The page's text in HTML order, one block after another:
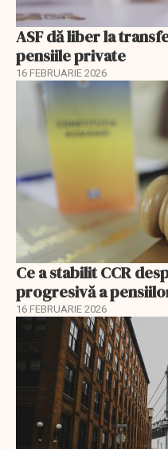
ASF dă liber la
pensiile private
16 FEBRUARIE 2026
Ce a stabilit CCR
progresivă a
16 FEBRUARIE 2026